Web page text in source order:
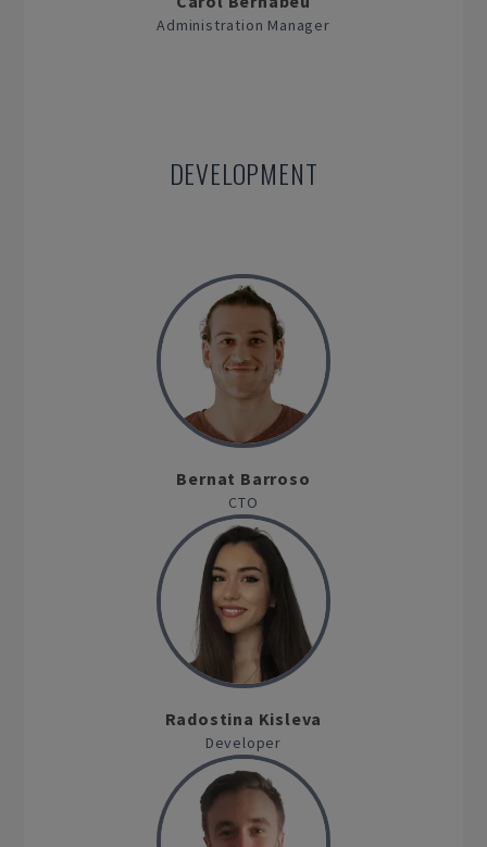
Administration Manager
DEVELOPMENT
Bernat Barroso
CTO
Radostina Kisleva
Developer